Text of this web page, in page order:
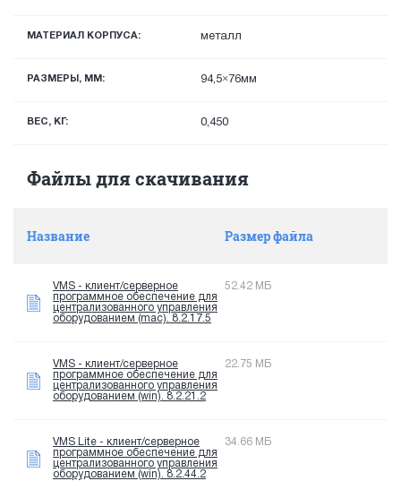
МАТЕРИАЛ КОРПУСА: металл
РАЗМЕРЫ, ММ: 94,5×76мм
ВЕС, КГ: 0,450
Файлы для скачивания
Название Размер файла
VMS - клиент/серверное
программное обеспечение для
централизованного управления
оборудованием (mac). 8.2.17.5
52.42 МБ
VMS - клиент/серверное
программное обеспечение для
централизованного управления
оборудованием (win). 8.2.21.2
22.75 МБ
VMS Lite - клиент/серверное
программное обеспечение для
централизованного управления
оборудованием (win). 8.2.44.2
34.66 МБ